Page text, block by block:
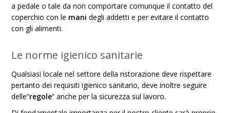
a pedale o tale da non comportare comunque il contatto del
coperchio con le mani degli addetti e per evitare il contatto
con gli alimenti.
Le norme igienico sanitarie
Qualsiasi locale nel settore della ristorazione deve rispettare
pertanto dei requisiti igienico sanitario, deve inoltre seguire
delle“regole” anche per la sicurezza sul lavoro.